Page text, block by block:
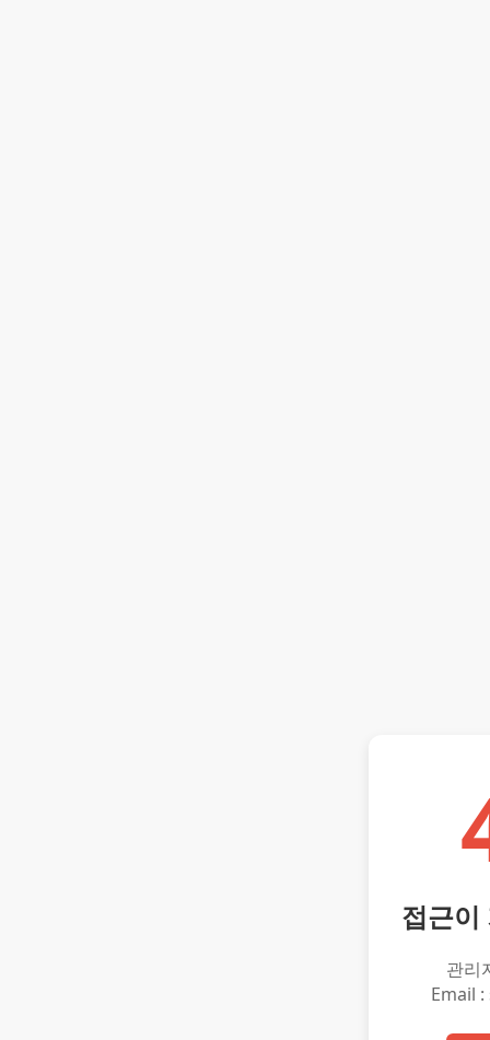
접근이
관리
Email